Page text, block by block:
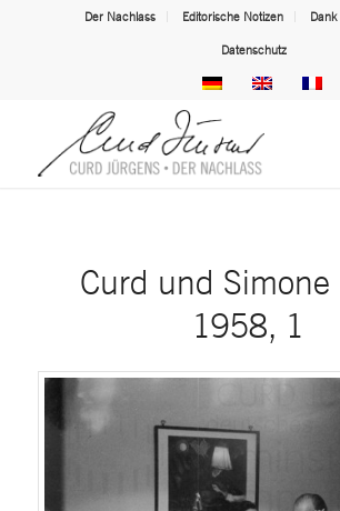
Der Nachlass Editorische Notizen Dank
Datenschutz
Curd und Simone
1958, 1